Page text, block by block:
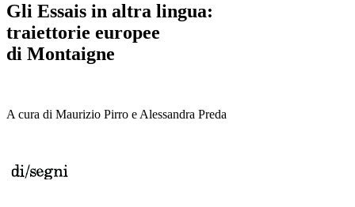
Gli Essais in altra lingua:
traiettorie europee
di Montaigne
A cura di Maurizio Pirro e Alessandra Preda